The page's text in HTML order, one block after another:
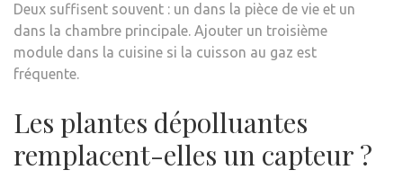
Deux suffisent souvent : un dans la pièce de vie et un
dans la chambre principale. Ajouter un troisième
module dans la cuisine si la cuisson au gaz est
fréquente.
Les plantes dépolluantes
remplacent-elles un capteur ?